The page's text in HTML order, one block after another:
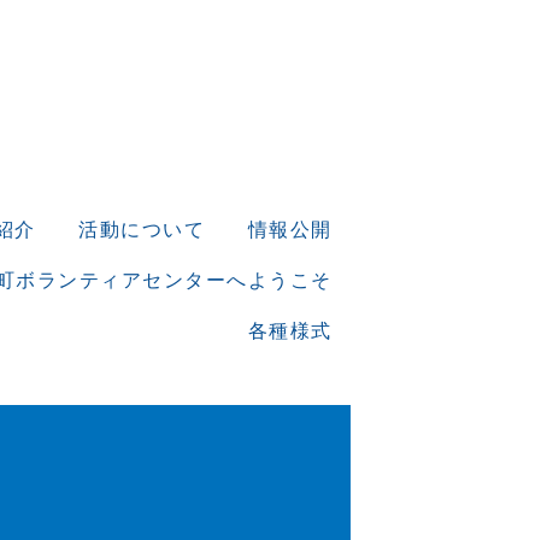
介 活動について 情報公開
ボランティアセンターへようこそ
各種様式